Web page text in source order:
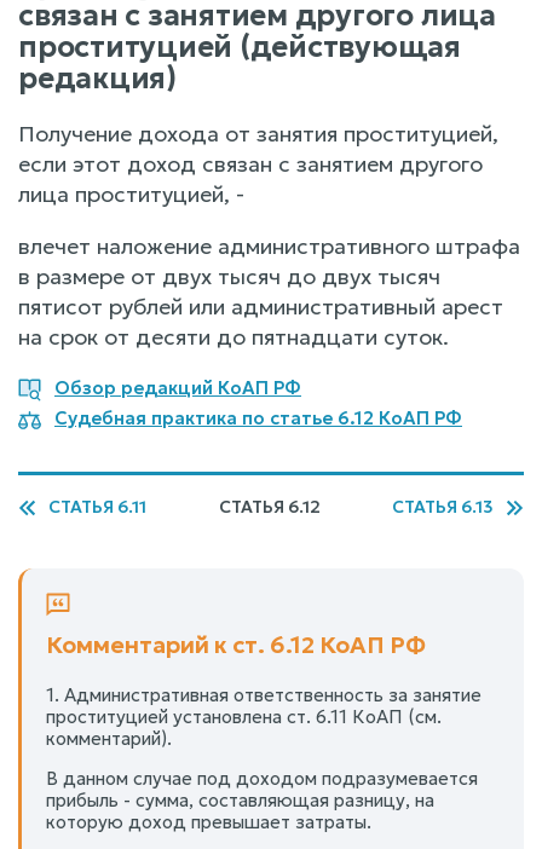
связан с занятием другого лица
проституцией (действующая
редакция)
Получение дохода от занятия проституцией,
если этот доход связан с занятием другого
лица проституцией, -
влечет наложение административного штрафа
в размере от двух тысяч до двух тысяч
пятисот рублей или административный арест
на срок от десяти до пятнадцати суток.
Обзор редакций КоАП РФ
Судебная практика по статье 6.12 КоАП РФ
СТАТЬЯ 6.11 СТАТЬЯ 6.12 СТАТЬЯ 6.13
Комментарий к ст. 6.12 КоАП РФ
1. Административная ответственность за занятие
проституцией установлена ст. 6.11 КоАП (см.
комментарий).
В данном случае под доходом подразумевается
прибыль - сумма, составляющая разницу, на
которую доход превышает затраты.